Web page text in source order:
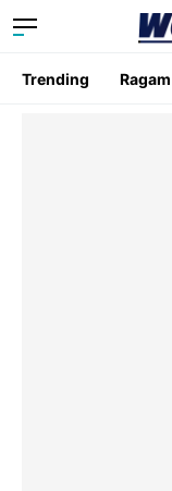
Trending Ragam